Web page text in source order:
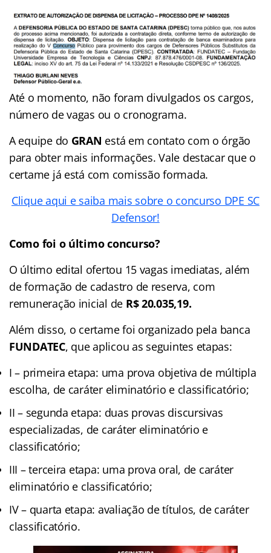
Até o momento, não foram divulgados os cargos,
número de vagas ou o cronograma.
A equipe do GRAN está em contato com o órgão
para obter mais informações. Vale destacar que o
certame já está com comissão formada.
Clique aqui e saiba mais sobre o concurso DPE SC
Defensor!
Como foi o último concurso?
O último edital ofertou 15 vagas imediatas, além
de formação de cadastro de reserva, com
remuneração inicial de R$ 20.035,19.
Além disso, o certame foi organizado pela banca
FUNDATEC, que aplicou as seguintes etapas:
I – primeira etapa: uma prova objetiva de múltipla
escolha, de caráter eliminatório e classificatório;
II – segunda etapa: duas provas discursivas
especializadas, de caráter eliminatório e
classificatório;
III – terceira etapa: uma prova oral, de caráter
eliminatório e classificatório;
IV – quarta etapa: avaliação de títulos, de caráter
classificatório.